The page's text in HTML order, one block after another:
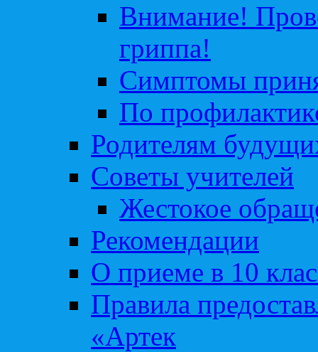
Внимание!
гриппа!
Симптомы
По
Родителям
Советы учителей
Жестокое
Рекомендации
О приеме в 10
Правила
«Артек